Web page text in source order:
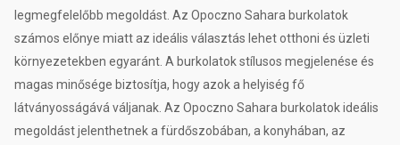
legmegfelelőbb megoldást. Az Opoczno Sahara burkolatok
számos előnye miatt az ideális választás lehet otthoni és üzleti
környezetekben egyaránt. A burkolatok stílusos megjelenése és
magas minősége biztosítja, hogy azok a helyiség fő
látványosságává váljanak. Az Opoczno Sahara burkolatok ideális
megoldást jelenthetnek a fürdőszobában, a konyhában, az